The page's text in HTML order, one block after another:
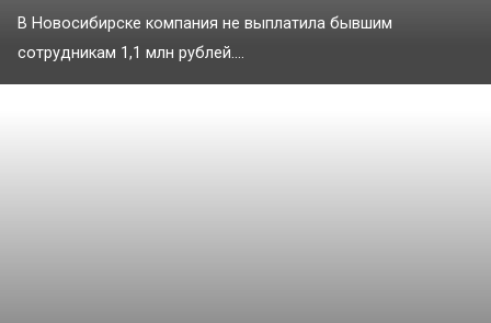
В Новосибирске компания не выплатила бывшим
сотрудникам 1,1 млн рублей....